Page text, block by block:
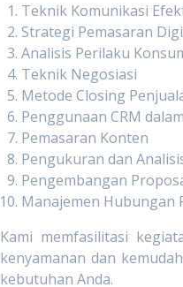
Teknik Komunikasi
Strategi Pemasaran
Analisis Perilaku
Teknik Negosiasi
Metode Closing
Penggunaan CRM
Pemasaran Konten
Pengukuran dan
Pengembangan
Manajemen Hubungan
Kami memfasilitasi
kenyamanan dan
kebutuhan Anda.